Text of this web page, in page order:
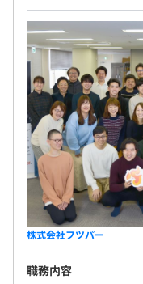
株式会社フツパー
職務内容